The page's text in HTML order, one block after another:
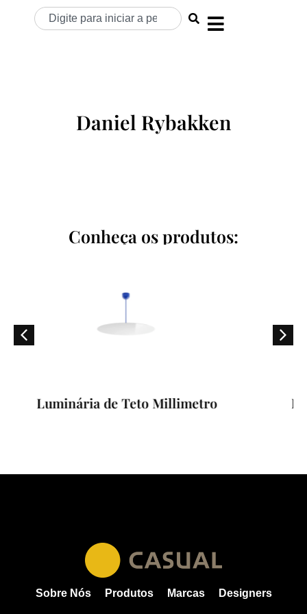
Daniel Rybakken
Conheça os produtos:
de Teto Millimetro Luminária de
Sobre Nós Produtos Marcas Designers